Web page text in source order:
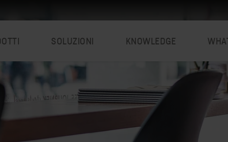
SOLUZIONI KNOWLEDGE